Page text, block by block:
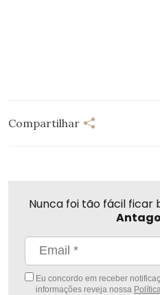
Compartilhar
Nunca foi tão fácil
Eu concordo em receber
informações reveja nossa